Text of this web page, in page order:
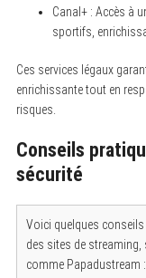
Canal+ : Accès à
sportifs,
Ces services légaux
enrichissante tout en
risques.
Conseils
sécurité
Voici quelques
des sites de
comme Papadustream :